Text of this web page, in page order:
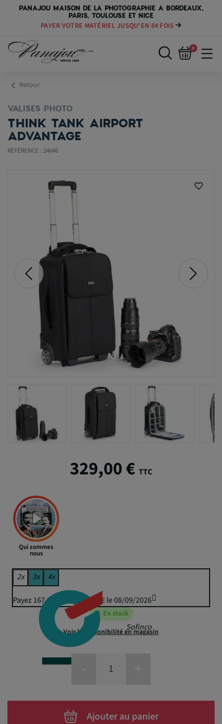
PANAJOU MAISON DE LA PHOTOGRAPHIE A BORDEAUX,
PARIS, TOULOUSE ET NICE
PAYER VOTRE MATÉRIEL JUSQU'EN 84 FOIS
0
chevron_left Retour
VALISES PHOTO
THINK TANK AIRPORT
ADVANTAGE
RÉFÉRENCE : 24646
favorite_border
329,00 € TTC
Qui sommes
nous
Sofinco
2x 3x 4x
Payez 167,32 € puis 164,50 € le 08/09/2026
En stock
Voir la disponibilité en magasin
Ajouter au panier